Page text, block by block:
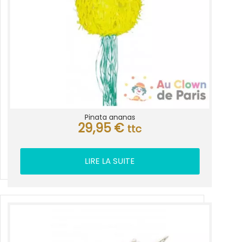
Pinata ananas
29,95 € ttc
LIRE LA SUITE